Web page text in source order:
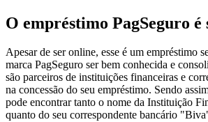
O empréstimo PagSeguro é
Apesar de ser online, esse é um empréstimo
marca PagSeguro ser bem conhecida e
são parceiros de instituições financeiras e
na concessão do seu empréstimo. Sendo
pode encontrar tanto o nome da Instituição
quanto do seu correspondente bancário